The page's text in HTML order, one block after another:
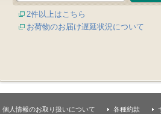
2件以上はこちら
お荷物のお届け遅延状況について
個人情報のお取り扱いについて 各種約款